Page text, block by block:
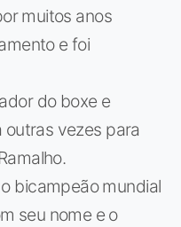
muitos anos
e foi
do boxe e
vezes para
bicampeão mundial
seu nome e o